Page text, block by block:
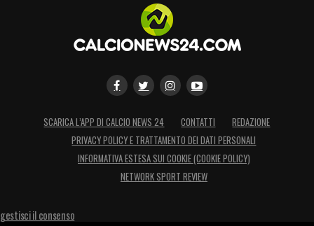
SCARICA L’APP DI CALCIO NEWS 24 CONTATTI
REDAZIONE
PRIVACY POLICY E TRATTAMENTO DEI DATI PERSONALI
INFORMATIVA ESTESA SUI COOKIE (COOKIE POLICY)
NETWORK SPORT REVIEW
gestisci il consenso